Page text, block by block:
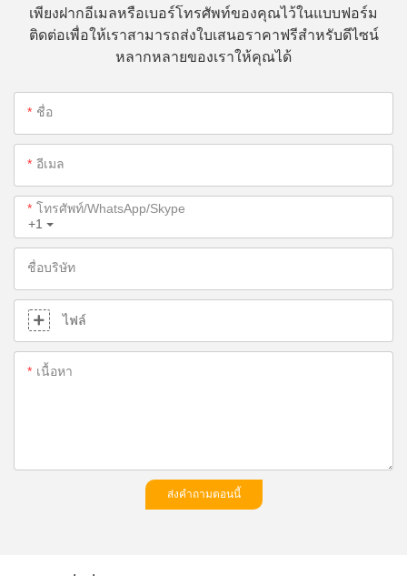
เพียงฝากอีเมลหรือเบอร์โทรศัพท์ของคุณไว้ในแบบฟอร์ม
ติดต่อเพื่อให้เราสามารถส่งใบเสนอราคาฟรีสำหรับดีไซน์
หลากหลายของเราให้คุณได้
ชื่อ
อีเมล
+1
โทรศัพท์/WhatsApp/Skype
ชื่อบริษัท
ไฟล์
เนื้อหา
ส่งคำถามตอนนี้